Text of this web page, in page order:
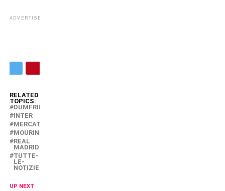
ADVERTISEMENT
RELATED
TOPICS:
DUMFRIES
INTER
MERCATO
MOURINHO
REAL
MADRID
TUTTE-
LE-
NOTIZIE
UP NEXT